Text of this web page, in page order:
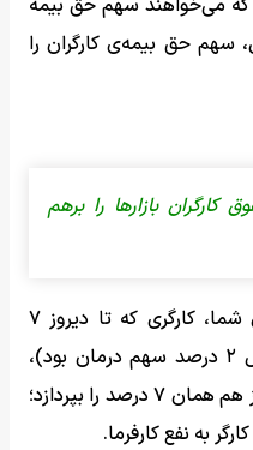
می‌خواهند سهم حق بیمه
سهم حق بیمه‌ی کارگران را
کارگران بازارها را برهم
آقای وزیر! طبق لایحه پیشنهادی شما، کارگری که تا دیروز ۷
درصد حق بیمه می‌داد (که شامل ۲ درصد سهم درمان بود)،
حالا باید بدون آن سهم درمان، باز هم همان ۷ درصد را بپردازد؛
به نفع کارفرما.